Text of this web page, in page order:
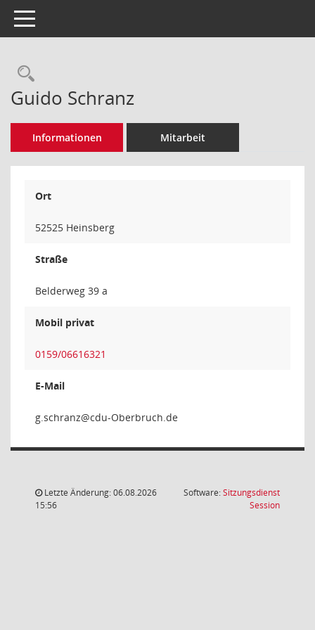
Toggle navigation
Rechercheauswahl
Guido Schranz
Informationen Mitarbeit
Ort
52525 Heinsberg
Straße
Belderweg 39 a
Mobil privat
0159/06616321
E-Mail
znarh
Letzte Änderung: 06.08.2026
15:56
Software:Sitzungsdienst
Session(Wird in